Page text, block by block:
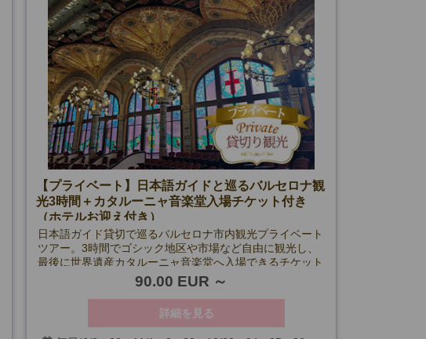
【プライベート】日本語ガイドと巡るバルセロナ観
光3時間＋カタルーニャ音楽堂入場チケット付き
（ホテルお迎え付き）
日本語ガイド貸切で巡るバルセロナ市内観光プライベート
ツアー。3時間でゴシック地区や市場など自由に観光し、
最後に世界遺産カタルーニャ音楽堂へ入場できるチケット
付きプランです。ホテルお迎え付きで安心。
90.00 EUR
詳細を見る